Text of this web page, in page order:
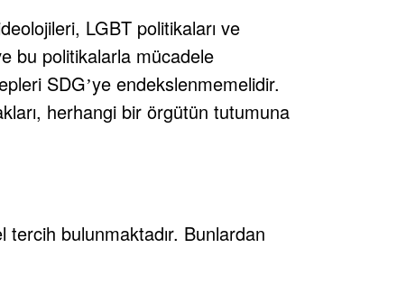
LGBT politikaları ve
bu politikalarla mücadele
SDG’ye endekslenmemelidir.
herhangi bir örgütün tutumuna
tercih bulunmaktadır. Bunlardan